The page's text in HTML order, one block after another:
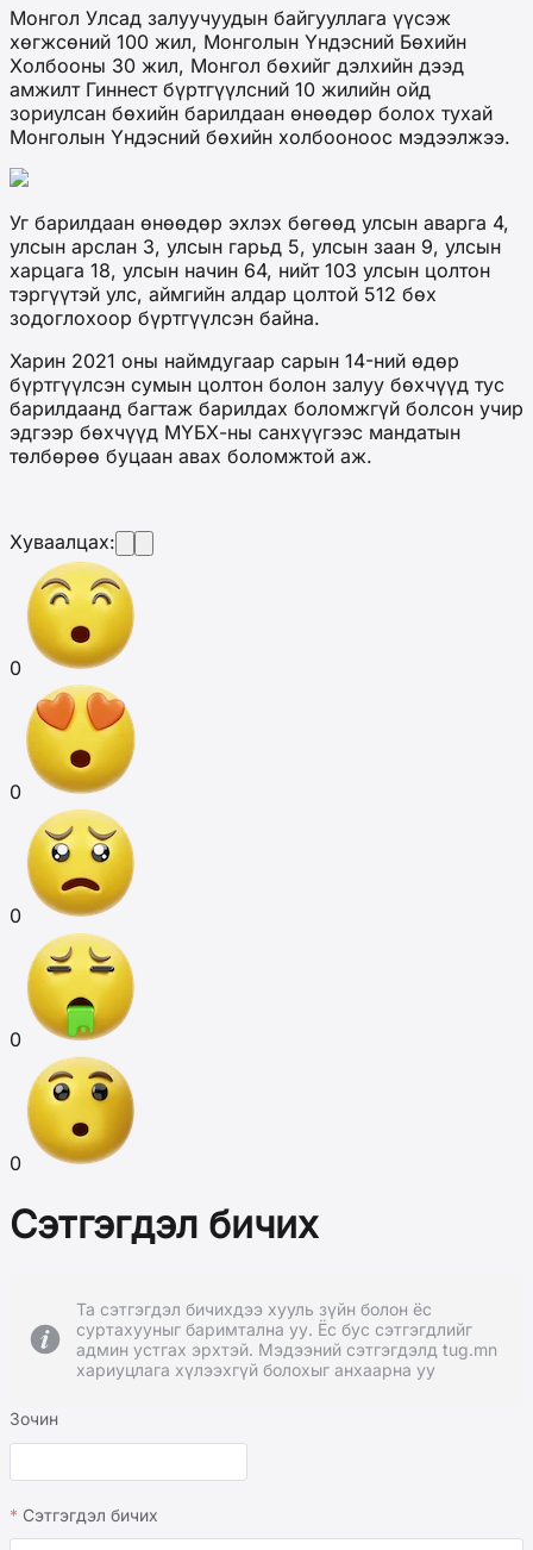
Монгол Улсад залуучуудын байгууллага үүсэж
хөгжсөний 100 жил, Монголын Үндэсний Бөхийн
Холбооны 30 жил, Монгол бөхийг дэлхийн дээд
амжилт Гиннест бүртгүүлсний 10 жилийн ойд
зориулсан бөхийн барилдаан өнөөдөр болох тухай
Монголын Үндэсний бөхийн холбооноос мэдээлжээ.
Уг барилдаан өнөөдөр эхлэх бөгөөд улсын аварга 4,
улсын арслан 3, улсын гарьд 5, улсын заан 9, улсын
харцага 18, улсын начин 64, нийт 103 улсын цолтон
тэргүүтэй улс, аймгийн алдар цолтой 512 бөх
зодоглохоор бүртгүүлсэн байна.
Харин 2021 оны наймдугаар сарын 14-ний өдөр
бүртгүүлсэн сумын цолтон болон залуу бөхчүүд тус
барилдаанд багтаж барилдах боломжгүй болсон учир
эдгээр бөхчүүд МҮБХ-ны санхүүгээс мандатын
төлбөрөө буцаан авах боломжтой аж.
Хуваалцах:
0
0
0
0
0
Сэтгэгдэл бичих
Та сэтгэгдэл бичихдээ хууль зүйн болон ёс
суртахууныг баримтална уу. Ёс бус сэтгэгдлийг
админ устгах эрхтэй. Мэдээний сэтгэгдэлд tug.mn
хариуцлага хүлээхгүй болохыг анхаарна уу
Зочин
Сэтгэгдэл бичих